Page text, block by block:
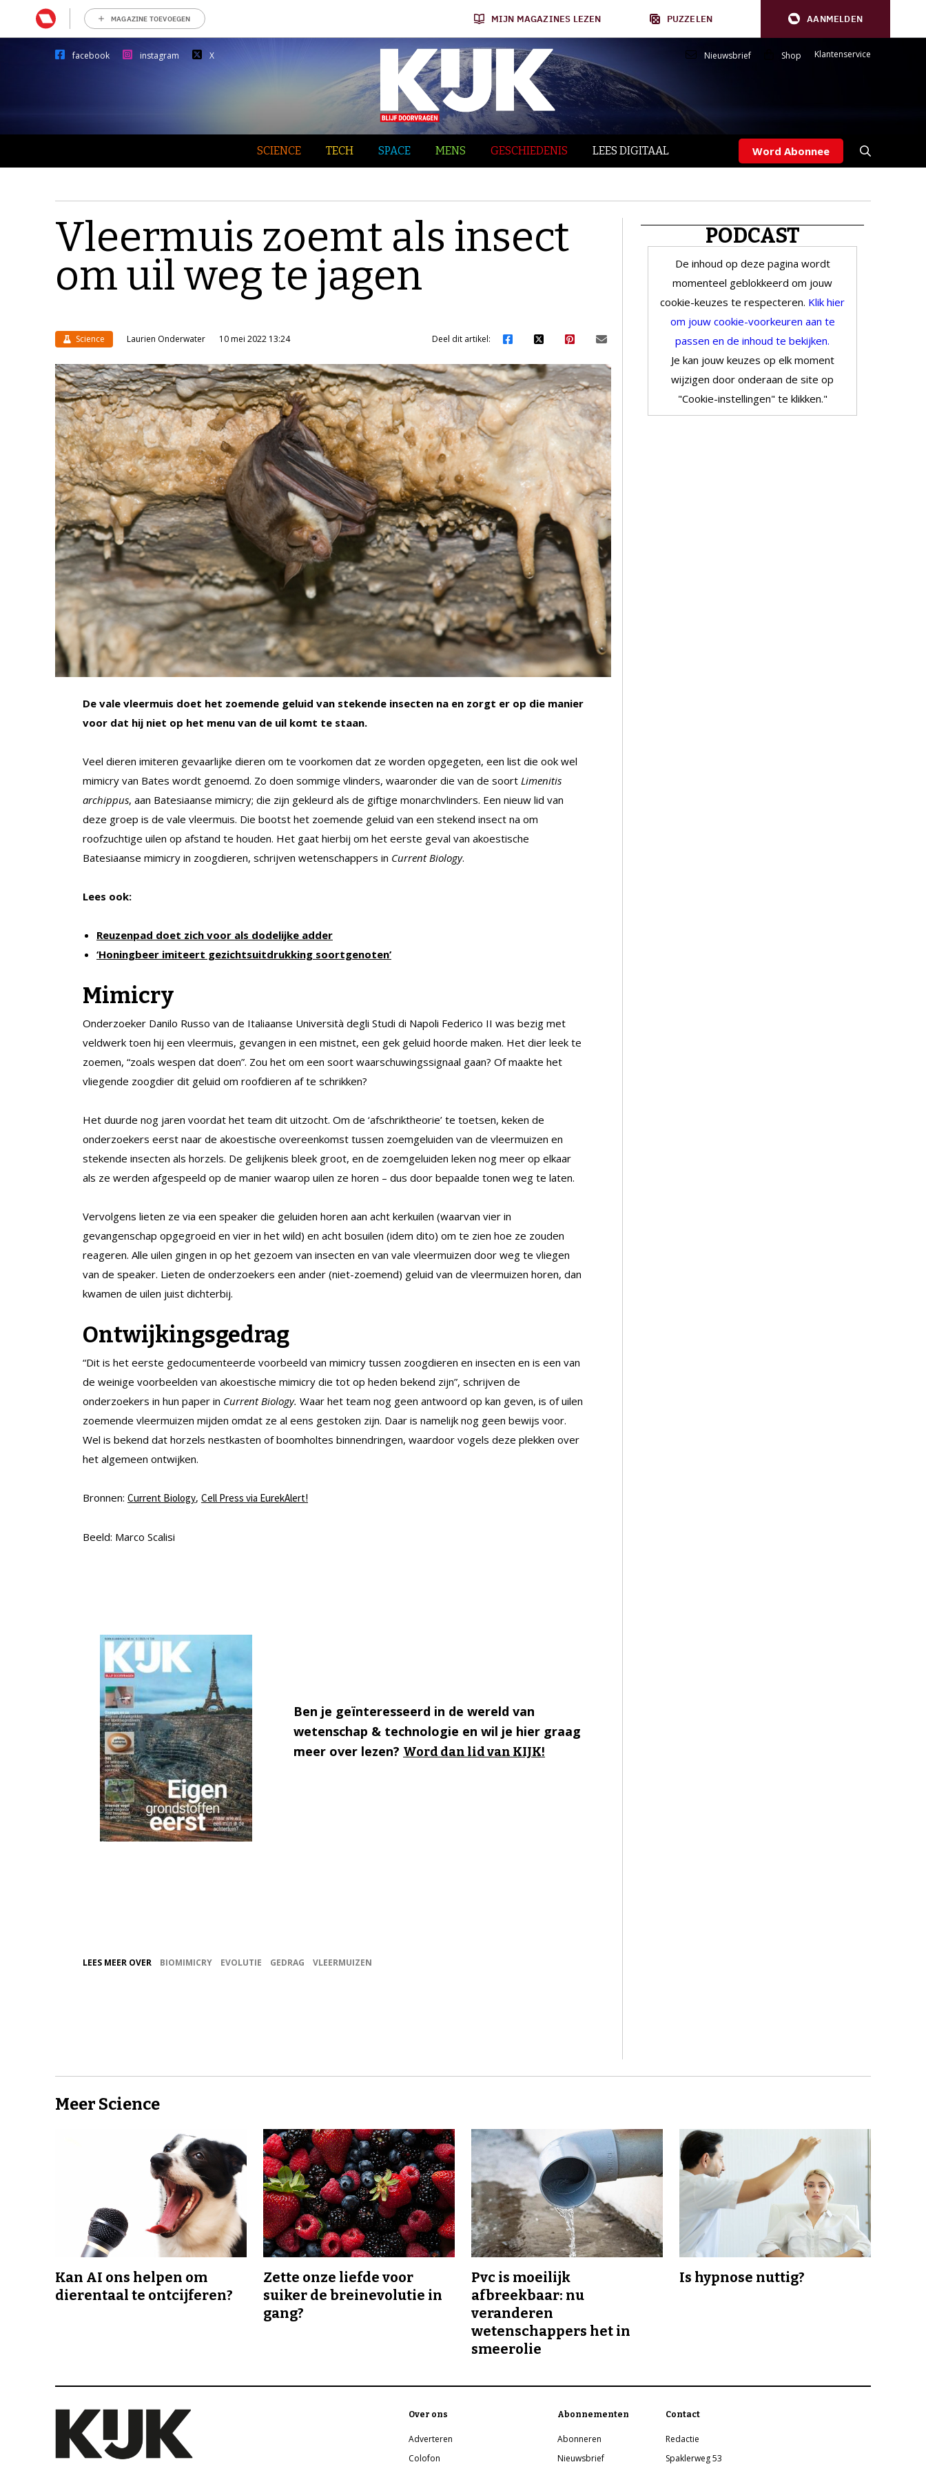
MAGAZINE TOEVOEGEN MIJN MAGAZINES LEZEN PUZZELEN AANMELDEN
facebook instagram X Nieuwsbrief Shop Klantenservice
SCIENCE TECH SPACE MENS GESCHIEDENIS LEES DIGITAAL Word Abonnee
Vleermuis zoemt als insect
om uil weg te jagen
Science Laurien Onderwater 10 mei 2022 13:24 Deel dit artikel:
De vale vleermuis doet het zoemende geluid van stekende insecten na en zorgt er op die manier
voor dat hij niet op het menu van de uil komt te staan.
Veel dieren imiteren gevaarlijke dieren om te voorkomen dat ze worden opgegeten, een list die ook wel
mimicry van Bates wordt genoemd. Zo doen sommige vlinders, waaronder die van de soort Limenitis
archippus, aan Batesiaanse mimicry; die zijn gekleurd als de giftige monarchvlinders. Een nieuw lid van
deze groep is de vale vleermuis. Die bootst het zoemende geluid van een stekend insect na om
roofzuchtige uilen op afstand te houden. Het gaat hierbij om het eerste geval van akoestische
Batesiaanse mimicry in zoogdieren, schrijven wetenschappers in Current Biology.
Lees ook:
Reuzenpad doet zich voor als dodelijke adder
‘Honingbeer imiteert gezichtsuitdrukking soortgenoten’
Mimicry
Onderzoeker Danilo Russo van de Italiaanse Università degli Studi di Napoli Federico II was bezig met
veldwerk toen hij een vleermuis, gevangen in een mistnet, een gek geluid hoorde maken. Het dier leek te
zoemen, “zoals wespen dat doen”. Zou het om een soort waarschuwingssignaal gaan? Of maakte het
vliegende zoogdier dit geluid om roofdieren af te schrikken?
Het duurde nog jaren voordat het team dit uitzocht. Om de ‘afschriktheorie’ te toetsen, keken de
onderzoekers eerst naar de akoestische overeenkomst tussen zoemgeluiden van de vleermuizen en
stekende insecten als horzels. De gelijkenis bleek groot, en de zoemgeluiden leken nog meer op elkaar
als ze werden afgespeeld op de manier waarop uilen ze horen – dus door bepaalde tonen weg te laten.
Vervolgens lieten ze via een speaker die geluiden horen aan acht kerkuilen (waarvan vier in
gevangenschap opgegroeid en vier in het wild) en acht bosuilen (idem dito) om te zien hoe ze zouden
reageren. Alle uilen gingen in op het gezoem van insecten en van vale vleermuizen door weg te vliegen
van de speaker. Lieten de onderzoekers een ander (niet-zoemend) geluid van de vleermuizen horen, dan
kwamen de uilen juist dichterbij.
Ontwijkingsgedrag
“Dit is het eerste gedocumenteerde voorbeeld van mimicry tussen zoogdieren en insecten en is een van
de weinige voorbeelden van akoestische mimicry die tot op heden bekend zijn”, schrijven de
onderzoekers in hun paper in Current Biology. Waar het team nog geen antwoord op kan geven, is of uilen
zoemende vleermuizen mijden omdat ze al eens gestoken zijn. Daar is namelijk nog geen bewijs voor.
Wel is bekend dat horzels nestkasten of boomholtes binnendringen, waardoor vogels deze plekken over
het algemeen ontwijken.
Bronnen: Current Biology, Cell Press via EurekAlert!
Beeld: Marco Scalisi
Ben je geïnteresseerd in de wereld van
wetenschap & technologie en wil je hier graag
meer over lezen? Word dan lid van KIJK!
LEES MEER OVER BIOMIMICRY EVOLUTIE GEDRAG VLEERMUIZEN
PODCAST
De inhoud op deze pagina wordt
momenteel geblokkeerd om jouw
cookie-keuzes te respecteren. Klik hier
om jouw cookie-voorkeuren aan te
passen en de inhoud te bekijken.
Je kan jouw keuzes op elk moment
wijzigen door onderaan de site op
"Cookie-instellingen" te klikken."
Meer Science
Kan AI ons helpen om
dierentaal te ontcijferen?
Zette onze liefde voor
suiker de breinevolutie in
gang?
Pvc is moeilijk
afbreekbaar: nu
veranderen
wetenschappers het in
smeerolie
Is hypnose nuttig?
Over ons
Adverteren
Colofon
Abonnementen
Abonneren
Nieuwsbrief
Contact
Redactie
Spaklerweg 53